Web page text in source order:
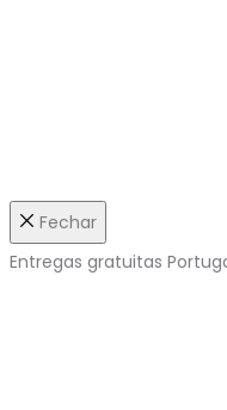
Fechar
Entregas gratuitas